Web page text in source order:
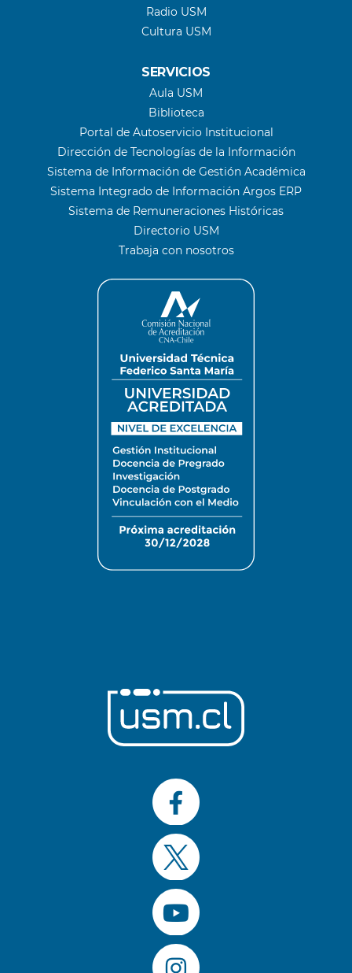
Radio USM
Cultura USM
SERVICIOS
Aula USM
Biblioteca
Portal de Autoservicio Institucional
Dirección de Tecnologías de la Información
Sistema de Información de Gestión Académica
Sistema Integrado de Información Argos ERP
Sistema de Remuneraciones Históricas
Directorio USM
Trabaja con nosotros